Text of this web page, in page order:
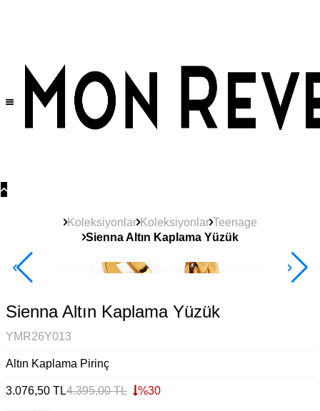
Koleksiyonlar Koleksiyonlar Teenage
Sienna Altın Kaplama Yüzük
Yeni Ürün
Sienna Altın Kaplama Yüzük
YMR26Y013
Altın Kaplama Pirinç
3.076,50 TL4.395,00TL %30